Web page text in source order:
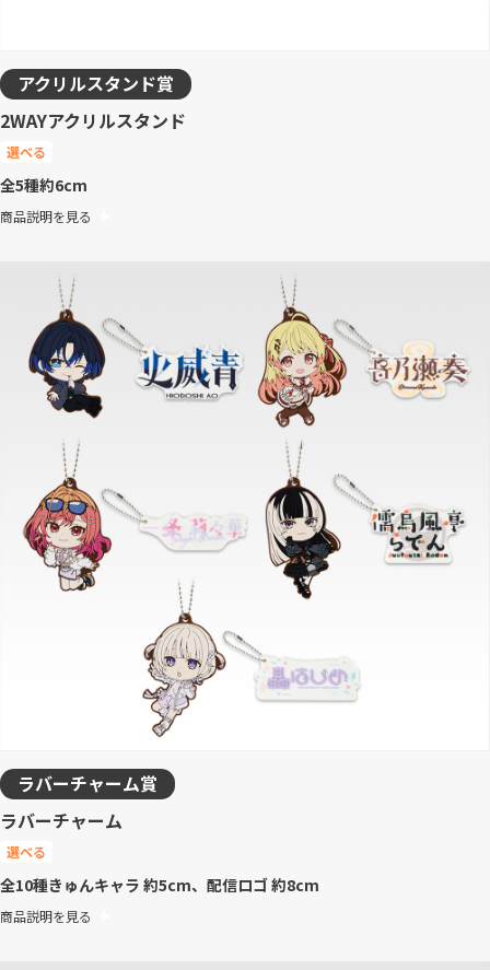
アクリルスタンド賞
2WAYアクリルスタンド
選べる
全5種約6cm
商品説明を見る
ラバーチャーム賞
ラバーチャーム
選べる
全10種きゅんキャラ 約5cm、配信ロゴ 約8cm
商品説明を見る